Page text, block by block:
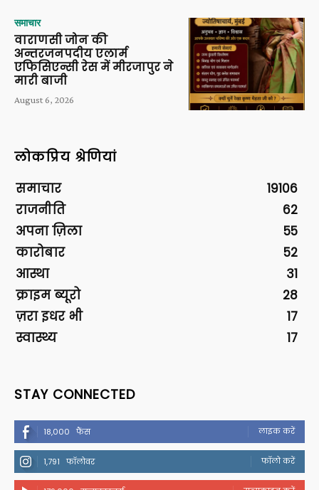
समाचार
वाराणसी जोन की
अन्तरजनपदीय एलार्म
एफिसिएन्सी रेस में मीरजापुर ने
मारी बाजी
August 6, 2026
लोकप्रिय श्रेणियां
समाचार
19106
राजनीति
62
अपना ज़िला
55
कारोबार
52
आस्था
31
क्राइम ब्यूरो
28
ज़रा इधर भी
17
स्वास्थ्य
17
STAY CONNECTED
18,000 फैंस लाइक करें
1,791 फॉलोवर फॉलो करें